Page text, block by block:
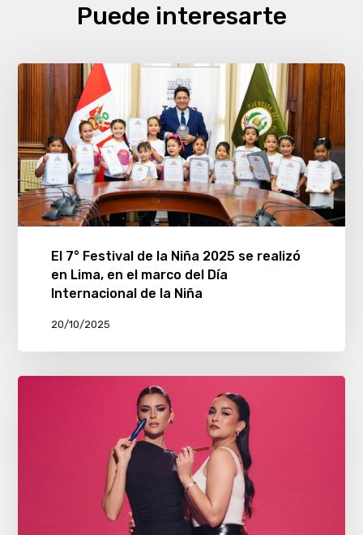
Puede interesarte
El 7° Festival de la Niña 2025 se realizó
en Lima, en el marco del Día
Internacional de la Niña
20/10/2025